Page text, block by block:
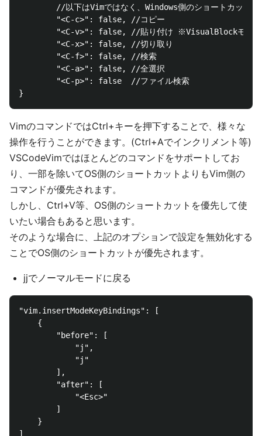
        //以下はVimではなく、Windows側のショートカット
        "<C-c>": false, //コピー
"<C-v>": false, //貼り付け ※VisualBlockモード
        "<C-x>": false, //切り取り
        "<C-f>": false, //検索
        "<C-a>": false, //全選択
        "<C-p>": false  //ファイル検索
VimのコマンドではCtrl+キーを押下することで、様々な
操作を行うことができます。(Ctrl+Aでインクリメント等)
VSCodeVimではほとんどのコマンドをサポートしてお
り、一部を除いてOS側のショートカットよりもVim側の
コマンドが優先されます。
しかし、Ctrl+V等、OS側のショートカットを優先して使
いたい場合もあると思います。
そのような場合に、上記のオプションで設定を無効化する
ことでOS側のショートカットが優先されます。
jjでノーマルモードに戻る
"vim.insertModeKeyBindings": [
    {
        "before": [
            "j",
            "j"
        ],
        "after": [
            "<Esc>"
        ]
    }